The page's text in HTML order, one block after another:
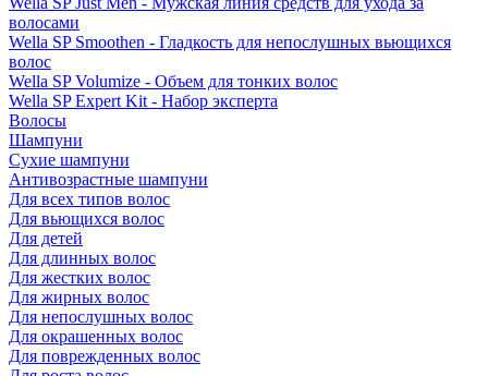
волосами
Wella SP Smoothen - Гладкость для непослушных вьющихся
волос
Wella SP Volumize - Объем для тонких волос
Wella SP Expert Kit - Набор эксперта
Волосы
Шампуни
Сухие шампуни
Антивозрастные шампуни
Для всех типов волос
Для вьющихся волос
Для детей
Для длинных волос
Для жестких волос
Для жирных волос
Для непослушных волос
Для окрашенных волос
Для поврежденных волос